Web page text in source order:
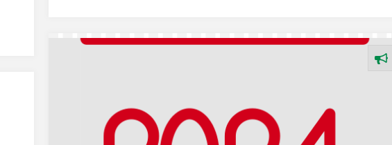
06.01.2024"